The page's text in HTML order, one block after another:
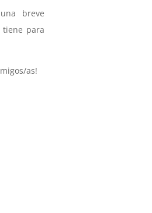
breve
para
as!